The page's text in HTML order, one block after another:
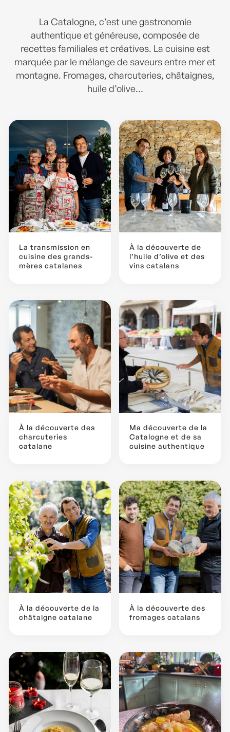
La Catalogne, c’est une gastronomie
authentique et généreuse, composée de
recettes familiales et créatives. La cuisine est
marquée par le mélange de saveurs entre mer et
montagne. Fromages, charcuteries, châtaignes,
huile d’olive…
La transmission en
cuisine des grands-
mères catalanes
À la découverte de
l’huile d’olive et des
vins catalans
À la découverte des
charcuteries
catalane
Ma découverte de la
Catalogne et de sa
cuisine authentique
À la découverte de la
châtaigne catalane
À la découverte des
fromages catalans